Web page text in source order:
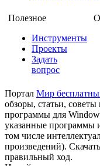
Полезное
Инструменты
Проекты
Задать
вопрос
Портал Мир
обзоры, статьи,
программы для
указанные программы
том числе
произведений).
правильный ход.